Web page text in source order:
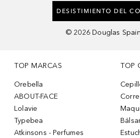
DESISTIMIENTO DEL
© 2026 Douglas
TOP MARCAS
Orebella
ABOUT-FACE
Lolavie
Typebea
Atkinsons - Perfumes
TOP